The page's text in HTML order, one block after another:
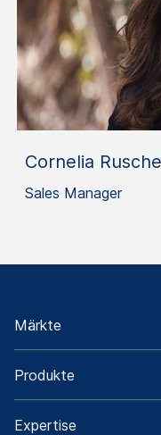
Cornelia Rusche
Sales Manager
Märkte
Produkte
Expertise